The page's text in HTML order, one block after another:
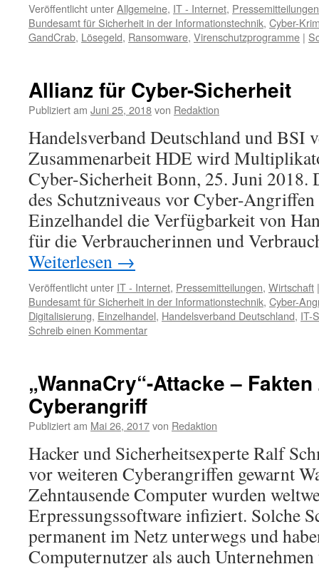
Veröffentlicht unterAllgemeine, IT - Internet, Pressemitteilungen
Bundesamt für Sicherheit in der Informationstechnik, Cyber-
GandCrab, Lösegeld, Ransomware, Virenschutzprogramme |
Allianz für Cyber-Sicherheit
Publiziert am Juni 25, 2018von Redaktion
Handelsverband Deutschland und BSI
Zusammenarbeit HDE wird
Cyber-Sicherheit Bonn, 25. Juni 2018.
des Schutzniveaus vor Cyber-
Einzelhandel die Verfügbarkeit von
für die Verbraucherinnen und
Weiterlesen →
Veröffentlicht unter IT - Internet, Pressemitteilungen, Wirtschaft |
Bundesamt für Sicherheit in der Informationstechnik, Cyber-
Digitalisierung, Einzelhandel, Handelsverband Deutschland, IT-
Schreib einen Kommentar
„WannaCry“-Attacke –
Cyberangriff
Publiziert am Mai 26, 2017von Redaktion
Hacker und Sicherheitsexperte Ralf
vor weiteren Cyberangriffen gewarnt
Zehntausende Computer wurden
Erpressungssoftware infiziert. Solche
permanent im Netz unterwegs und
Computernutzer als auch